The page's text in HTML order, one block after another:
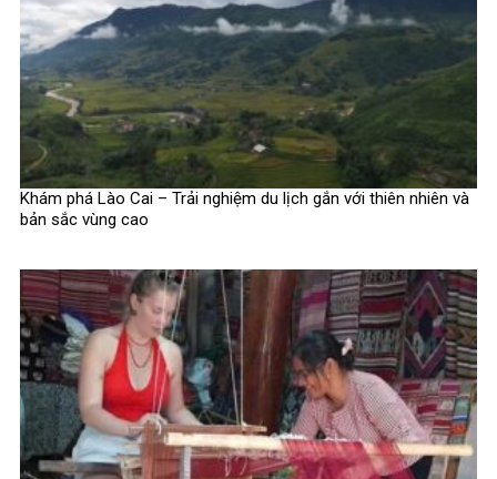
Khám phá Lào Cai – Trải nghiệm du lịch gắn với thiên nhiên và
bản sắc vùng cao